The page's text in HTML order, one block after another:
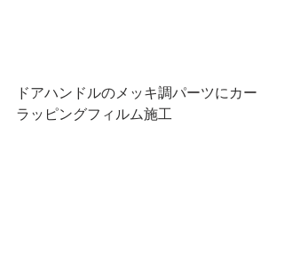
ドアハンドルのメッキ調パーツにカー
ラッピングフィルム施工